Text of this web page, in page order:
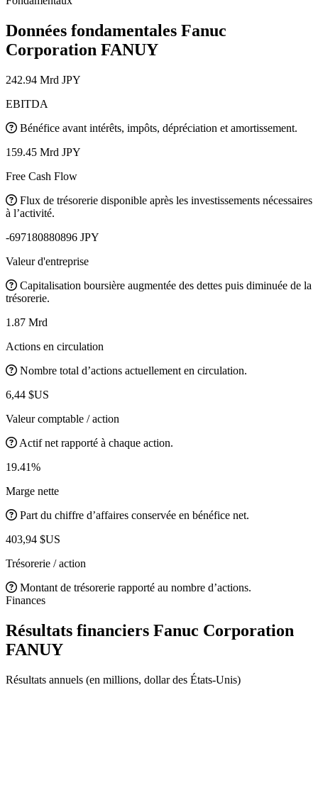
Données fondamentales Fanuc
Corporation FANUY
242.94 Mrd JPY
EBITDA
Bénéfice avant intérêts, impôts, dépréciation et amortissement.
159.45 Mrd JPY
Free Cash Flow
Flux de trésorerie disponible après les investissements nécessaires
à l’activité.
-697180880896 JPY
Valeur d'entreprise
Capitalisation boursière augmentée des dettes puis diminuée de la
trésorerie.
1.87 Mrd
Actions en circulation
Nombre total d’actions actuellement en circulation.
6,44 $US
Valeur comptable / action
Actif net rapporté à chaque action.
19.41%
Marge nette
Part du chiffre d’affaires conservée en bénéfice net.
403,94 $US
Trésorerie / action
Montant de trésorerie rapporté au nombre d’actions.
Finances
Résultats financiers Fanuc Corporation
FANUY
Résultats annuels (en millions, dollar des États-Unis)